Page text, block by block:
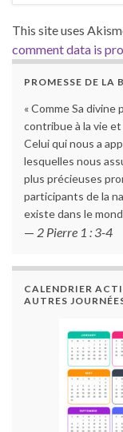
This site uses
comment data is
PROMESSE DE LA
« Comme Sa
contribue à la vie
Celui qui nous a
lesquelles nous
plus précieuses
participants de la
existe dans le
— 2 Pierre 1 : 3-4
CALENDRIER
AUTRES